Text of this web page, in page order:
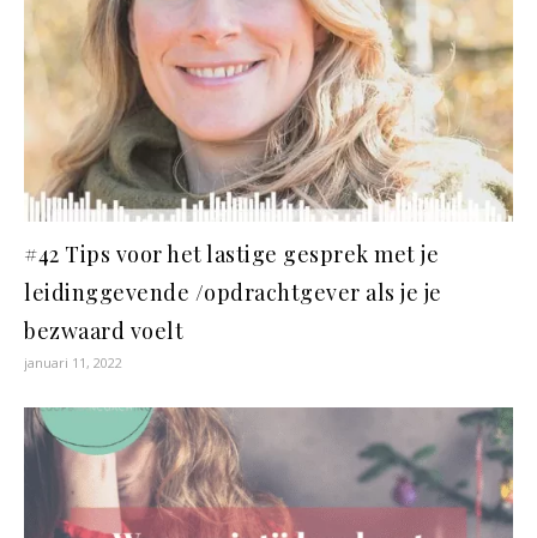
#42 Tips voor het lastige gesprek met je
leidinggevende /opdrachtgever als je je
bezwaard voelt
januari 11, 2022